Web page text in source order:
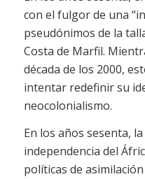
con el fulgor de una
pseudónimos de la
Costa de Marfil.
década de los 2000,
intentar redefinir su
neocolonialismo.
En los años sesenta,
independencia del
políticas de